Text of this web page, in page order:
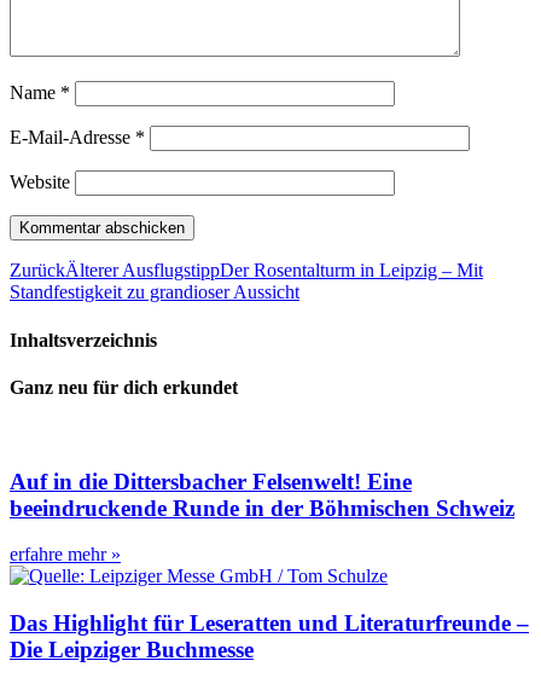
Name *
E-Mail-Adresse *
Website
ZurückÄlterer AusflugstippDer Rosentalturm in Leipzig – Mit
Standfestigkeit zu grandioser Aussicht
Inhaltsverzeichnis
Ganz neu für dich erkundet
Auf in die Dittersbacher Felsenwelt! Eine
beeindruckende Runde in der Böhmischen Schweiz
erfahre mehr »
Das Highlight für Leseratten und Literaturfreunde –
Die Leipziger Buchmesse